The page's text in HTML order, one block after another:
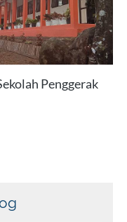
Penggerak